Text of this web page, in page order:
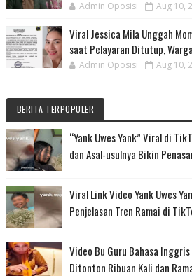
Admin Oposisi Aug 10,
Viral Jessica Mila Unggah
saat Pelayaran Ditutup,
Admin Oposisi Aug 10,
BERITA TERPOPULER
“Yank Uwes Yank” Viral di
dan Asal-usulnya Bikin
Viral Link Video Yank Uwes
Penjelasan Tren Ramai di
Video Bu Guru Bahasa
Ditonton Ribuan Kali dan